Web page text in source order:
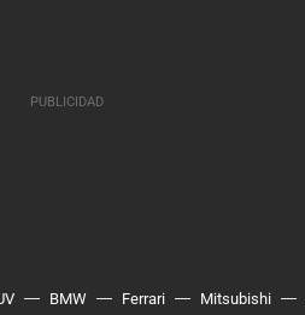
BMW Ferrari Mitsubishi